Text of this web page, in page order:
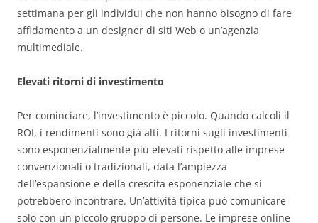
settimana per gli individui che non hanno bisogno di fare
affidamento a un designer di siti Web o un’agenzia
multimediale.
Elevati ritorni di investimento
Per cominciare, l’investimento è piccolo. Quando calcoli il
ROI, i rendimenti sono già alti. I ritorni sugli investimenti
sono esponenzialmente più elevati rispetto alle imprese
convenzionali o tradizionali, data l’ampiezza
dell’espansione e della crescita esponenziale che si
potrebbero incontrare. Un’attività tipica può comunicare
solo con un piccolo gruppo di persone. Le imprese online